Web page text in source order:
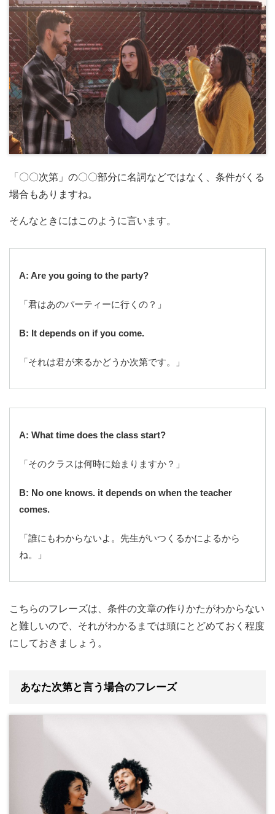
「〇〇次第」の〇〇部分に名詞などではなく、条件がくる
場合もありますね。
そんなときにはこのように言います。
A: Are you going to the party?
「君はあのパーティーに行くの？」
B: It depends on if you come.
「それは君が来るかどうか次第です。」
A: What time does the class start?
「そのクラスは何時に始まりますか？」
B: No one knows. it depends on when the teacher
comes.
「誰にもわからないよ。先生がいつくるかによるから
ね。」
こちらのフレーズは、条件の文章の作りかたがわからない
と難しいので、それがわかるまでは頭にとどめておく程度
にしておきましょう。
あなた次第と言う場合のフレーズ